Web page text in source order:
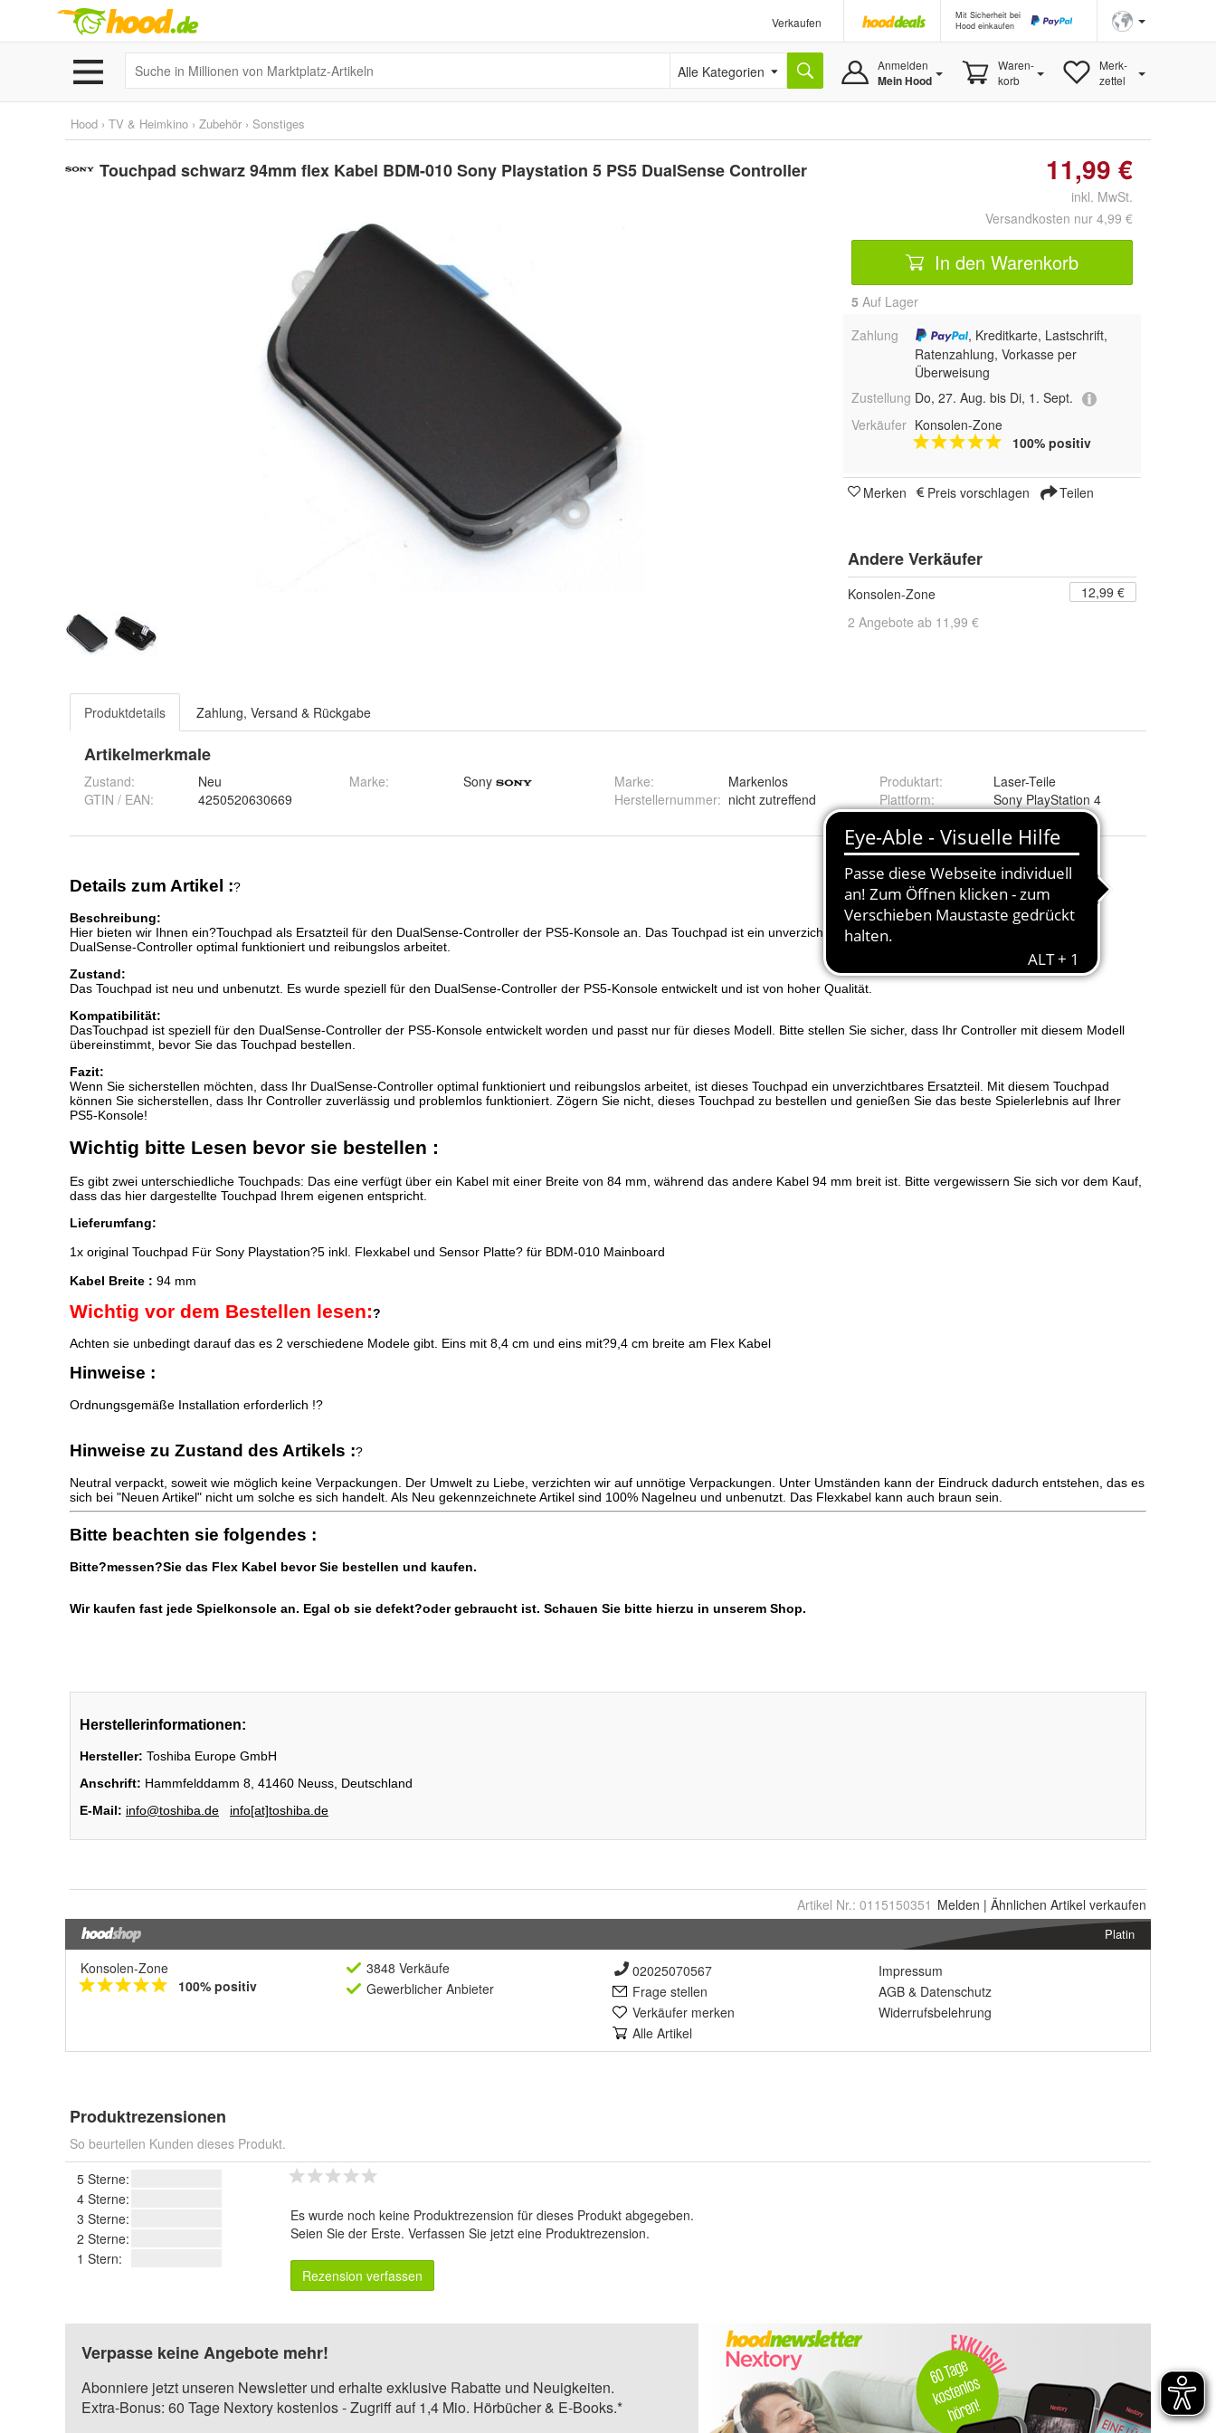
Verkaufen
Mit Sicherheit bei
Hood einkaufen
Alle Kategorien Anmelden
Mein Hood
Waren-
korb
Merk-
zettel
Hood › TV & Heimkino › Zubehör › Sonstiges
Touchpad schwarz 94mm flex Kabel BDM-010 Sony Playstation 5 PS5 DualSense Controller 11,99 €
inkl. MwSt.
Versandkosten nur 4,99 €
In den Warenkorb
5 Auf Lager
Zahlung
, Kreditkarte, Lastschrift,
Ratenzahlung, Vorkasse per
Überweisung
Zustellung Do, 27. Aug. bis Di, 1. Sept.
Verkäufer Konsolen-Zone
100% positiv
Merken Preis vorschlagen Teilen
Andere Verkäufer
Konsolen-Zone
12,99 €
2 Angebote ab 11,99 €
Produktdetails Zahlung, Versand & Rückgabe
Artikelmerkmale
Zustand:
Neu
GTIN / EAN:
4250520630669
Marke: Sony Marke:
Markenlos
Herstellernummer: nicht zutreffend
Produktart:
Laser-Teile
Plattform: Sony PlayStation 4
Artikel Nr.: 0115150351 Melden | Ähnlichen Artikel verkaufen
Platin
Konsolen-Zone
100% positiv
3848 Verkäufe
Gewerblicher Anbieter
02025070567
Frage stellen
Verkäufer merken
Alle Artikel
Impressum
AGB & Datenschutz
Widerrufsbelehrung
Produktrezensionen
So beurteilen Kunden dieses Produkt.
5 Sterne:
4 Sterne:
3 Sterne:
2 Sterne:
1 Stern:
Es wurde noch keine Produktrezension für dieses Produkt abgegeben.
Seien Sie der Erste. Verfassen Sie jetzt eine Produktrezension.
Rezension verfassen
Verpasse keine Angebote mehr!
Abonniere jetzt unseren Newsletter und erhalte exklusive Rabatte und Neuigkeiten.
Extra-Bonus: 60 Tage Nextory kostenlos - Zugriff auf 1,4 Mio. Hörbücher & E-Books.*